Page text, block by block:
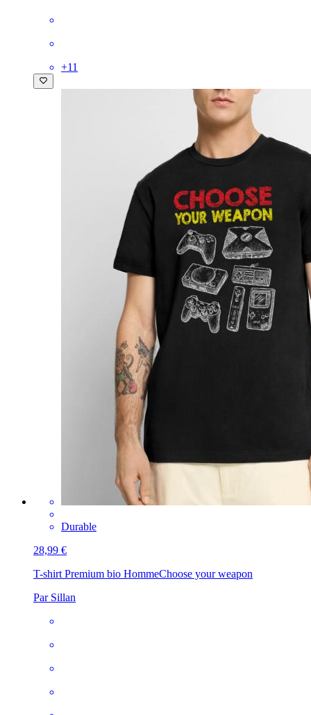
+11
Durable
28,99 €
T-shirt Premium bio HommeChoose your weapon
Par Sillan